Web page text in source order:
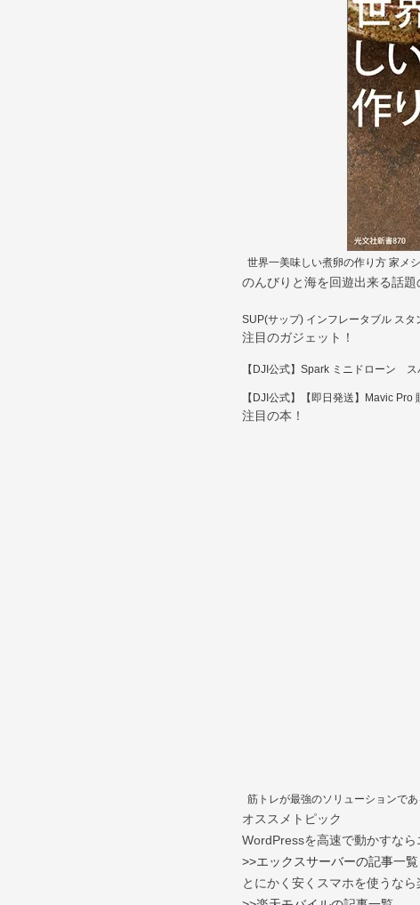
世界一美味しい煮卵の作り方 家メ
のんびりと海を回遊出来る話題
SUP(サップ) インフレータブル ス
注目のガジェット！
【DJI公式】Spark ミニドローン ス
【DJI公式】【即日発送】Mavic Pro
注目の本！
筋トレが最強のソリューションで
オススメトピック
WordPressを高速で動かすな
>>エックスサーバーの記事一覧
とにかく安くスマホを使うな